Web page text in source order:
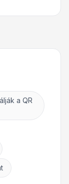
a QR